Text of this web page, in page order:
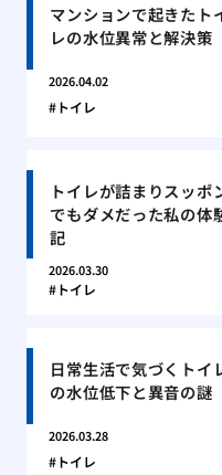
マンションで起きたト
レの水位異常と解決策
2026.04.02
トイレ
トイレが詰まりスッポ
でもダメだった私の体
記
2026.03.30
トイレ
日常生活で気づくトイ
の水位低下と異音の謎
2026.03.28
トイレ